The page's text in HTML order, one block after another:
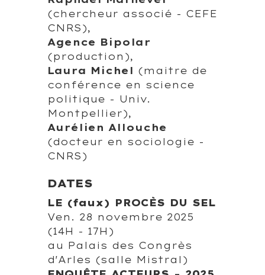
(chercheur associé - CEFE
CNRS),
Agence Bipolar
(production),
Laura Michel (maitre de
conférence en science
politique - Univ.
Montpellier),
Aurélien Allouche
(docteur en sociologie -
CNRS)
DATES
LE (faux) PROCÈS DU SEL
Ven. 28 novembre 2025
(14H - 17H)
au Palais des Congrès
d'Arles (salle Mistral)